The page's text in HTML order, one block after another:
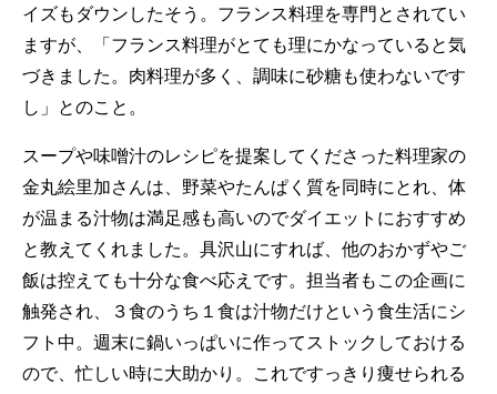
イズもダウンしたそう。フランス料理を専門とされてい
ますが、「フランス料理がとても理にかなっていると気
づきました。肉料理が多く、調味に砂糖も使わないです
し」とのこと。
スープや味噌汁のレシピを提案してくださった料理家の
金丸絵里加さんは、野菜やたんぱく質を同時にとれ、体
が温まる汁物は満足感も高いのでダイエットにおすすめ
と教えてくれました。具沢山にすれば、他のおかずやご
飯は控えても十分な食べ応えです。担当者もこの企画に
触発され、３食のうち１食は汁物だけという食生活にシ
フト中。週末に鍋いっぱいに作ってストックしておける
ので、忙しい時に大助かり。これですっきり痩せられる